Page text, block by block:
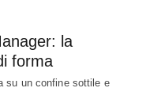
la
forma
su un confine sottile e